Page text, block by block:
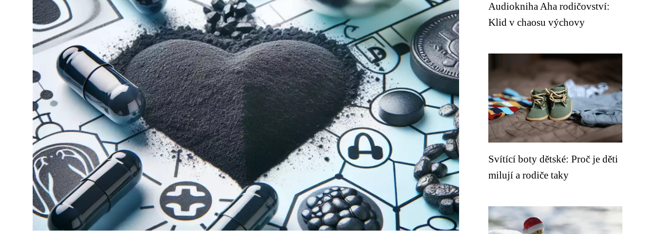
Audiokniha Aha rodičovství:
Klid v chaosu výchovy
Svítící boty dětské: Proč je děti
milují a rodiče taky